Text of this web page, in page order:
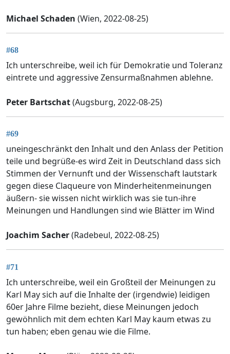
Michael Schaden (Wien, 2022-08-25)
#68
Ich unterschreibe, weil ich für Demokratie und Toleranz
eintrete und aggressive Zensurmaßnahmen ablehne.
Peter Bartschat(Augsburg, 2022-08-25)
#69
uneingeschränkt den Inhalt und den Anlass der Petition
teile und begrüße-es wird Zeit in Deutschland dass sich
Stimmen der Vernunft und der Wissenschaft lautstark
gegen diese Claqueure von Minderheitenmeinungen
äußern- sie wissen nicht wirklich was sie tun-ihre
Meinungen und Handlungen sind wie Blätter im Wind
Joachim Sacher(Radebeul, 2022-08-25)
#71
Ich unterschreibe, weil ein Großteil der Meinungen zu
Karl May sich auf die Inhalte der (irgendwie) leidigen
60er Jahre Filme bezieht, diese Meinungen jedoch
gewöhnlich mit dem echten Karl May kaum etwas zu
tun haben; eben genau wie die Filme.